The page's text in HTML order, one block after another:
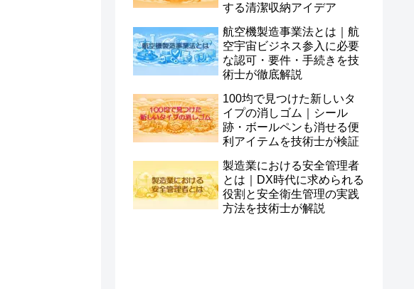
する清潔収納アイデア
航空機製造事業法とは｜航
空宇宙ビジネス参入に必要
な認可・要件・手続きを技
術士が徹底解説
100均で見つけた新しいタ
イプの消しゴム｜シール
跡・ボールペンも消せる便
利アイテムを技術士が検証
製造業における安全管理者
とは｜DX時代に求められる
役割と安全衛生管理の実践
方法を技術士が解説